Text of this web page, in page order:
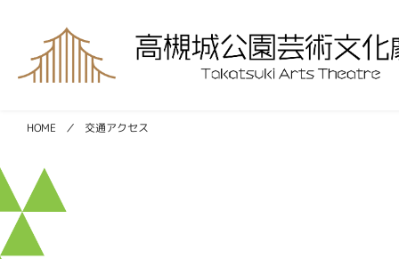
HOME ／ 交通アクセス